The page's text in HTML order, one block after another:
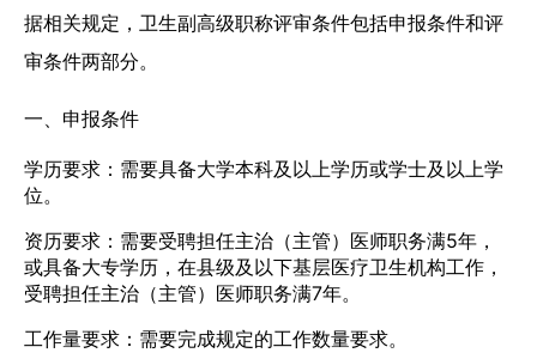
据相关规定，卫生副高级职称评审条件包括申报条件和评
审条件两部分。
一、申报条件
学历要求：需要具备大学本科及以上学历或学士及以上学
位。
资历要求：需要受聘担任主治（主管）医师职务满5年，
或具备大专学历，在县级及以下基层医疗卫生机构工作，
受聘担任主治（主管）医师职务满7年。
工作量要求：需要完成规定的工作数量要求。